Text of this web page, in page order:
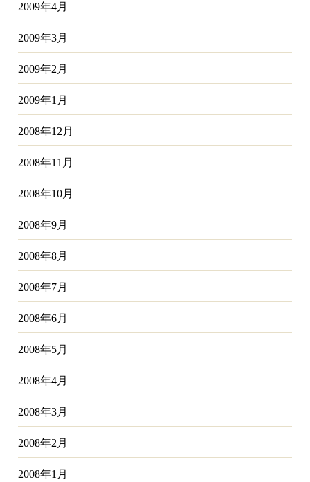
2009年4月
2009年3月
2009年2月
2009年1月
2008年12月
2008年11月
2008年10月
2008年9月
2008年8月
2008年7月
2008年6月
2008年5月
2008年4月
2008年3月
2008年2月
2008年1月